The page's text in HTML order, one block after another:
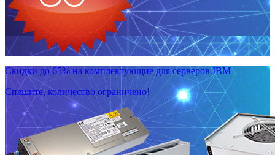
Скидки до 65% на комплектующие для серверов IBM
Спешите, количество ограничено!